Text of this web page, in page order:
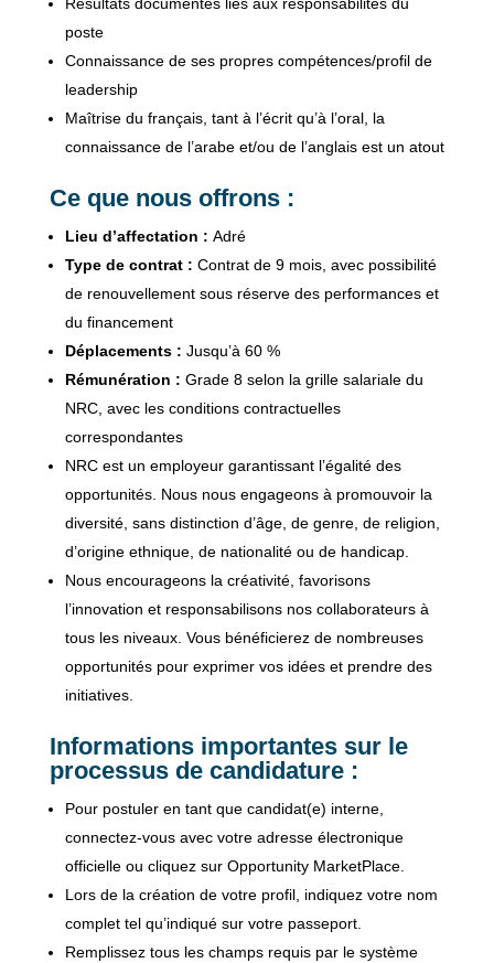
poste
Connaissance de ses propres compétences/profil de
leadership
Maîtrise du français, tant à l’écrit qu’à l’oral, la
connaissance de l’arabe et/ou de l’anglais est un atout
Ce que nous offrons :
Lieu d’affectation : Adré
Type de contrat : Contrat de 9 mois, avec possibilité
de renouvellement sous réserve des performances et
du financement
Déplacements : Jusqu’à 60 %
Rémunération : Grade 8 selon la grille salariale du
NRC, avec les conditions contractuelles
correspondantes
NRC est un employeur garantissant l’égalité des
opportunités. Nous nous engageons à promouvoir la
diversité, sans distinction d’âge, de genre, de religion,
d’origine ethnique, de nationalité ou de handicap.
Nous encourageons la créativité, favorisons
l’innovation et responsabilisons nos collaborateurs à
tous les niveaux. Vous bénéficierez de nombreuses
opportunités pour exprimer vos idées et prendre des
initiatives.
Informations importantes sur le
processus de candidature :
Pour postuler en tant que candidat(e) interne,
connectez-vous avec votre adresse électronique
officielle ou cliquez sur Opportunity MarketPlace.
Lors de la création de votre profil, indiquez votre nom
complet tel qu’indiqué sur votre passeport.
Remplissez tous les champs requis par le système